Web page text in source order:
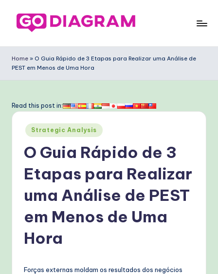
o
D
g
ra
m
P
Home » O Guia Rápido de 3 Etapas para Realizar uma Análise de
PEST em Menos de Uma Hora
Read this post in:
Posted
in
Strategic Analysis
O Guia Rápido de 3
Etapas para Realizar
uma Análise de PEST
em Menos de Uma
Hora
Forças externas moldam os resultados dos negócios